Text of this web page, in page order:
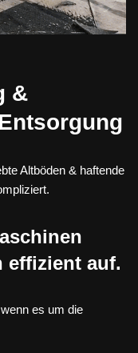
&
Altböden & haftende
effizient auf.
es um die